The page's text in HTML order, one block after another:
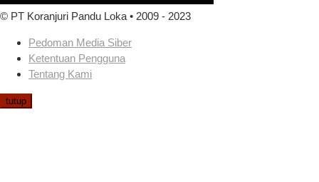
© PT Koranjuri Pandu Loka • 2009 - 2023
Pedoman Media Siber
Ketentuan Pengguna
Tentang Kami
tutup